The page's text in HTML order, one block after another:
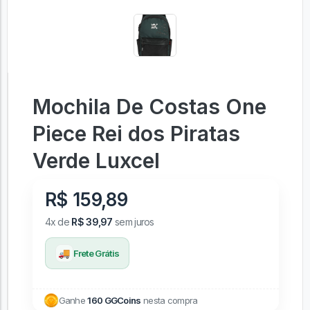
Mochila De Costas One
Piece Rei dos Piratas
Verde Luxcel
R$ 159,89
4x de R$ 39,97 sem juros
🚚 Frete Grátis
Ganhe160 GGCoins nesta compra